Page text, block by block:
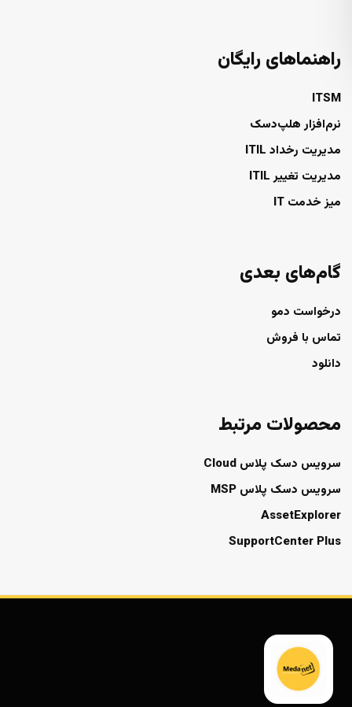
راهنماهای رایگان
ITSM
نرم‌افزار هلپ‌دسک
مدیریت رخداد ITIL
مدیریت تغییر ITIL
میز خدمت IT
گام‌های بعدی
درخواست دمو
تماس با فروش
دانلود
محصولات مرتبط
سرویس دسک پلاس Cloud
سرویس دسک پلاس MSP
AssetExplorer
SupportCenter Plus